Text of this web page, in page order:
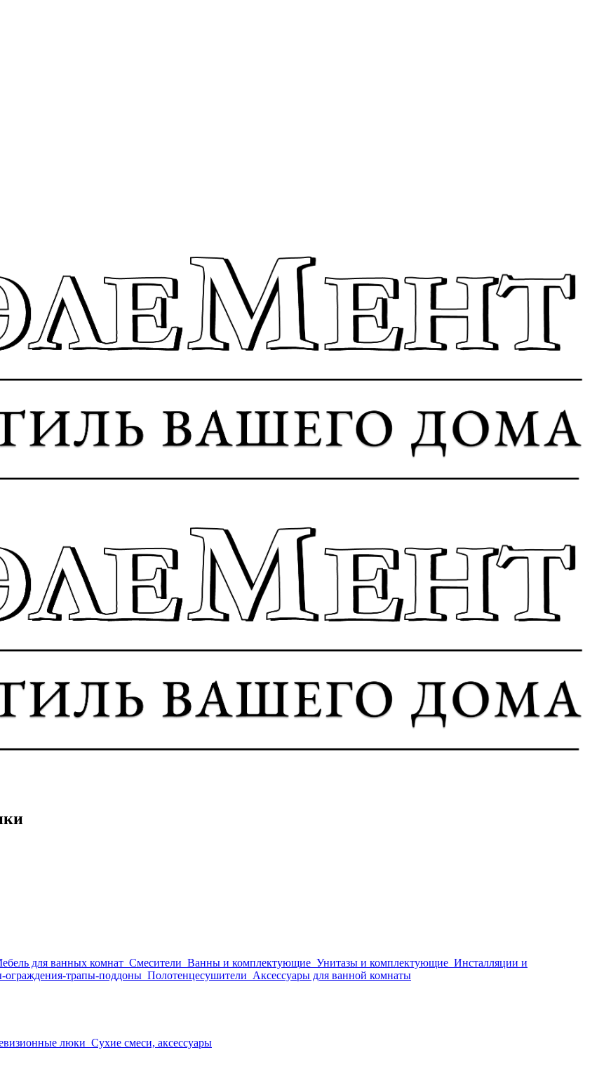
для ванных комнат Смесители Ванны и комплектующие Унитазы и комплектующие Инсталляции и
ограждения-трапы-поддоны Полотенцесушители Аксессуары для ванной комнаты
люки Сухие смеси, аксессуары